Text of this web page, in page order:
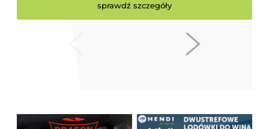
sprawdź szczegóły